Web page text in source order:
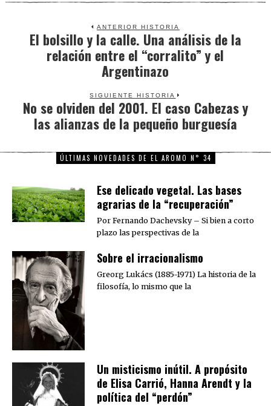
ANTERIOR HISTORIA
Previous
post:
El bolsillo y la calle. Una análisis de la
relación entre el “corralito” y el
Argentinazo
SIGUIENTE HISTORIA
Next
No se olviden del 2001. El caso Cabezas y
las alianzas de la pequeño burguesía
ÚLTIMAS NOVEDADES DE EL AROMO N° 34
Ese delicado vegetal. Las bases
agrarias de la “recuperación”
Por Fernando Dachevsky – Si bien a corto
plazo las perspectivas de la
Sobre el irracionalismo
Greorg Lukács (1885-1971) La historia de la
filosofía, lo mismo que la
Un misticismo inútil. A propósito
de Elisa Carrió, Hanna Arendt y la
política del “perdón”